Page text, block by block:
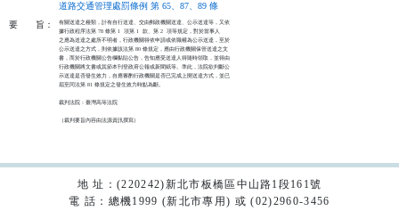
道路交通管理處罰條例 第 65、87、89 條
要
旨：
有關送達之種類，計有自行送達、交由郵政機關送達、公示送達等，又依
據行政程序法第 78 條第 1  項第 1  款、第 2  項等規定，對於當事人
之應為送達之處所不明者，行政機關得依申請或依職權為公示送達，至於
公示送達之方式，則依據該法第 80 條規定，應由行政機關保管送達之文
書，而於行政機關公告欄黏貼公告，告知應受送達人得隨時領取，並得由
行政機關將文書或其節本刊登政府公報或新聞紙等。準此，法院欲判斷公
示送達是否發生效力，自應審酌行政機關是否已完成上開送達方式，並已
屆至同法第 81 條規定之發生效力時點為斷。
裁判法院：臺灣高等法院
（裁判要旨內容由法源資訊撰寫）
地 址：(220242)新北市板橋區中山路1段161號
電 話：總機1999 (新北市專用) 或 (02)2960-3456